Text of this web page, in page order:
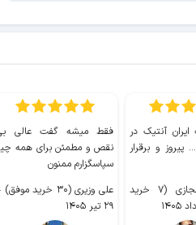
ایران آنتیک در
و برقرار
سیدکاظم حجازی (۷ خرید
فقط میشه گفت عالی
نقص و مطمئن برای همه
سپاسگزارم ممنون
علی وزیری (۳۰ خرید موفق)
۲۹ تیر ۱۴۰۵